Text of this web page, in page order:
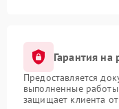
Гарантия на
Предоставляется
выполненные
защищает клиента